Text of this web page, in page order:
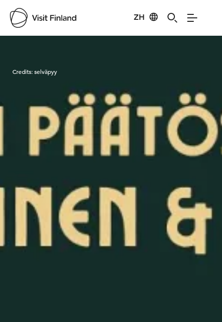
ZH
Credits:selväpyy